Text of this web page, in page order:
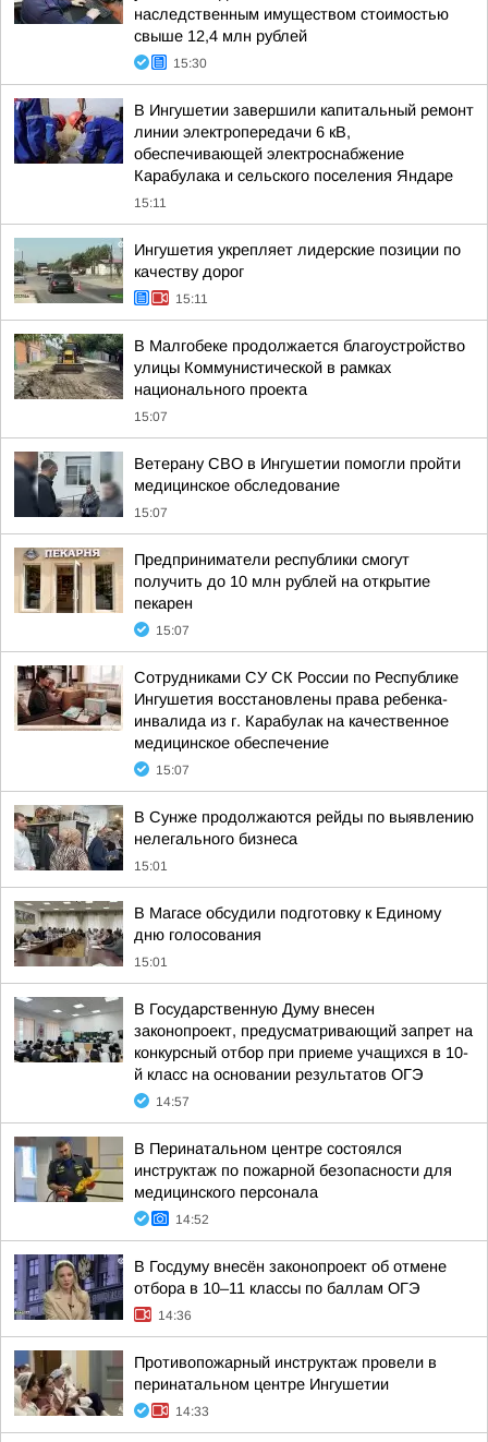
наследственным имуществом стоимостью
свыше 12,4 млн рублей
15:30
В Ингушетии завершили капитальный ремонт
линии электропередачи 6 кВ,
обеспечивающей электроснабжение
Карабулака и сельского поселения Яндаре
15:11
Ингушетия укрепляет лидерские позиции по
качеству дорог
15:11
В Малгобеке продолжается благоустройство
улицы Коммунистической в рамках
национального проекта
15:07
Ветерану СВО в Ингушетии помогли пройти
медицинское обследование
15:07
Предприниматели республики смогут
получить до 10 млн рублей на открытие
пекарен
15:07
Сотрудниками СУ СК России по Республике
Ингушетия восстановлены права ребенка-
инвалида из г. Карабулак на качественное
медицинское обеспечение
15:07
В Сунже продолжаются рейды по выявлению
нелегального бизнеса
15:01
В Магасе обсудили подготовку к Единому
дню голосования
15:01
В Государственную Думу внесен
законопроект, предусматривающий запрет на
конкурсный отбор при приеме учащихся в 10-
й класс на основании результатов ОГЭ
14:57
В Перинатальном центре состоялся
инструктаж по пожарной безопасности для
медицинского персонала
14:52
В Госдуму внесён законопроект об отмене
отбора в 10–11 классы по баллам ОГЭ
14:36
Противопожарный инструктаж провели в
перинатальном центре Ингушетии
14:33